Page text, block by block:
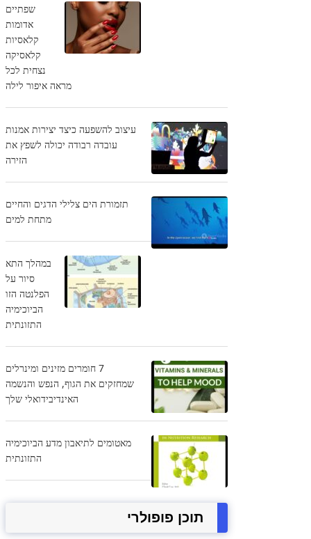
שפתיים
אדומות
קלאסיות
קלאסיקה
נצחית לכל
מראה איפור לילה
עיצוב להשפעה כיצד יצירות אמנות
עובדה רבודה יכולה לשפץ את
הזירה
תזמורת הים ​​צלילי הדגים והחיים
מתחת למים
במהלך התא
סיור על
הפלנטה הזו
הביוכימיה
התזונתית
7 חומרים מזינים ומינרלים
שמחזקים את הגוף, הנפש והנשמה
האינדיבידואלי שלך
מאטומים לתיאבון מדע הביוכימיה
התזונתית
תוכן פופולרי